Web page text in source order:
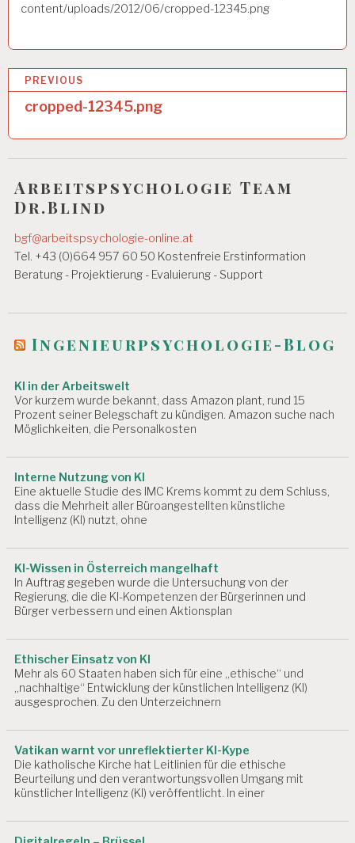
content/uploads/2012/06/cropped-12345.png
B
i
t
r
a
g
s
a
v
g
a
i
o
n
PREVIOUS
cropped-12345.png
Arbeitspsychologie Team
Dr.Blind
bgf@arbeitspsychologie-online.at
Tel. +43 (0)664 957 60 50 Kostenfreie Erstinformation
Beratung - Projektierung - Evaluierung - Support
Ingenieurpsychologie-Blog
KI in der Arbeitswelt
Vor kurzem wurde bekannt, dass Amazon plant, rund 15
Prozent seiner Belegschaft zu kündigen. Amazon suche nach
Möglichkeiten, die Personalkosten
Interne Nutzung von KI
Eine aktuelle Studie des IMC Krems kommt zu dem Schluss,
dass die Mehrheit aller Büroangestellten künstliche
Intelligenz (KI) nutzt, ohne
KI-Wissen in Österreich mangelhaft
In Auftrag gegeben wurde die Untersuchung von der
Regierung, die die KI-Kompetenzen der Bürgerinnen und
Bürger verbessern und einen Aktionsplan
Ethischer Einsatz von KI
Mehr als 60 Staaten haben sich für eine „ethische“ und
„nachhaltige“ Entwicklung der künstlichen Intelligenz (KI)
ausgesprochen. Zu den Unterzeichnern
Vatikan warnt vor unreflektierter KI-Kype
Die katholische Kirche hat Leitlinien für die ethische
Beurteilung und den verantwortungsvollen Umgang mit
künstlicher Intelligenz (KI) veröffentlicht. In einer